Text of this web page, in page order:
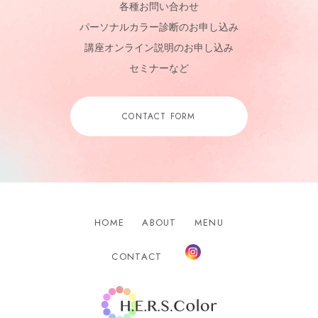
各種お問い合わせ
パーソナルカラー診断のお申し込み
講座オンライン説明のお申し込み
セミナーなど
CONTACT FORM
HOME ABOUT MENU
CONTACT